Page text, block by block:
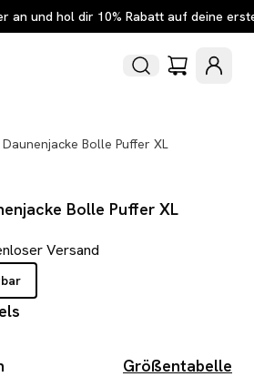
an und hol dir 10% Rabatt auf deine
Bolle Puffer XL
Bolle Puffer XL
Versand
Größentabelle